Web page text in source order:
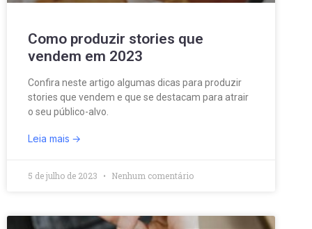
Como produzir stories que
vendem em 2023
Confira neste artigo algumas dicas para produzir
stories que vendem e que se destacam para atrair
o seu público-alvo.
Leia mais
5 de julho de 2023 Nenhum comentário